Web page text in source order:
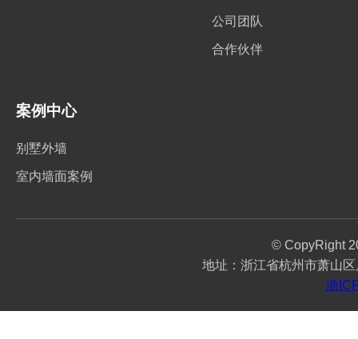
公司团队
合作伙伴
案例中心
别墅外墙
室内墙面案例
© CopyRight
地址：浙江省杭州市萧山
浙